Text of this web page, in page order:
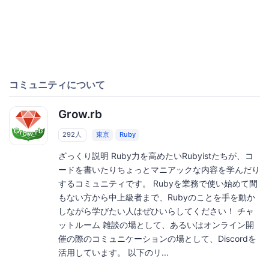
コミュニティについて
Grow.rb
292人 東京 Ruby
ざっくり説明 Ruby力を高めたいRubyistたちが、コ
ードを書いたりちょっとマニアックな内容を学んだり
するコミュニティです。 Rubyを業務で使い始めて間
もない方から中上級者まで、Rubyのことを手を動か
しながら学びたい人はぜひいらしてください！ チャ
ットルーム 雑談の場として、あるいはオンライン開
催の際のコミュニケーションの場として、Discordを
活用しています。 以下のリ...